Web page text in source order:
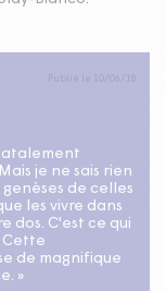
Publié le 10/06/18
je ne sais rien
de celles
les vivre dans
dos. C'est ce qui
Cette
de magnifique
»